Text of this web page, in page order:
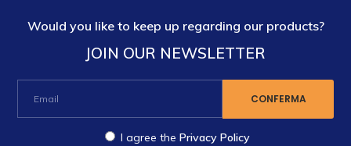
Would you like to keep up regarding our products?
JOIN OUR NEWSLETTER
I agree the Privacy Policy